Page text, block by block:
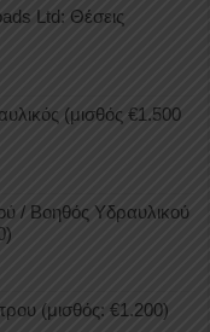
Ltd: Θέσεις
(μισθός €1.500
/ Βοηθός Υδραυλικού
(μισθός: €1.200)